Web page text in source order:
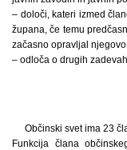
– določi, kateri izmed
župana, če temu
začasno opravljal
– odloča o drugih
Občinski svet ima 23
Funkcija člana